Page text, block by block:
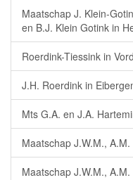
Maatschap J. Klein-
en B.J. Klein Gotink in
Roerdink-Tiessink in
J.H. Roerdink in
Mts G.A. en J.A.
Maatschap J.W.M.,
Maatschap J.W.M.,